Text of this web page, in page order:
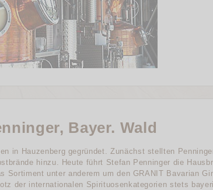
Bayer. Wald
in Hauzenberg gegründet. Zunächst stellten
hinzu. Heute führt Stefan Penninger die
Sortiment unter anderem um den GRANIT Bavarian
der internationalen Spirituosenkategorien stets